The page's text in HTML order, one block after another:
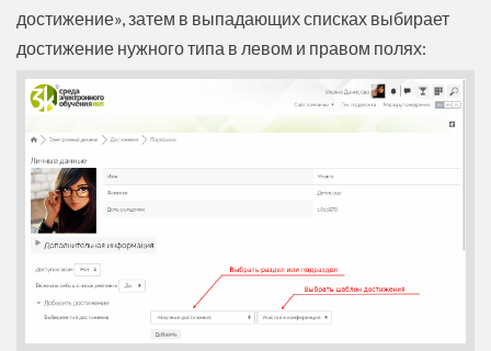
достижение», затем в выпадающих списках выбирает
достижение нужного типа в левом и правом полях: